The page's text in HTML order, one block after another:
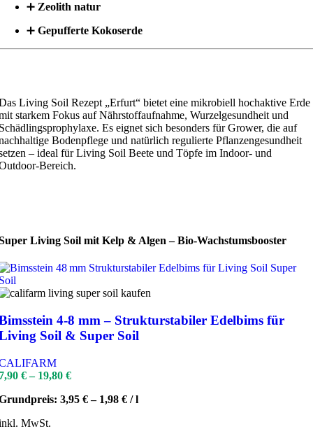
➕ Zeolith natur
➕ Gepufferte Kokoserde
Living Soil Rezept „Erfurt“ bietet eine mikrobiell hochaktive Erde
starkem Fokus auf Nährstoffaufnahme, Wurzelgesundheit und
Es eignet sich besonders für Grower, die auf
Bodenpflege und natürlich regulierte Pflanzengesundheit
– ideal für Living Soil Beete und Töpfe im Indoor- und
Bereich.
Living Soil mit Kelp & Algen – Bio-Wachstumsbooster
4-8 mm – Strukturstabiler Edelbims für
Soil & Super Soil
€– 19,80 €
3,95 €– 1,98 € /l
MwSt.